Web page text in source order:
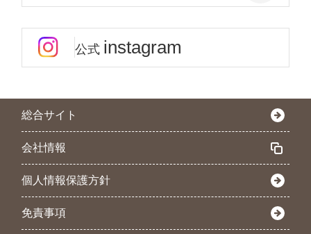
公式 instagram
総合サイト
会社情報
個人情報保護方針
免責事項